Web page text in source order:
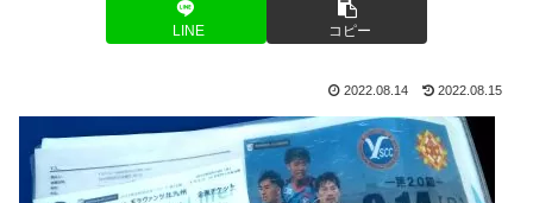
LINE コピー
2022.08.14 2022.08.15